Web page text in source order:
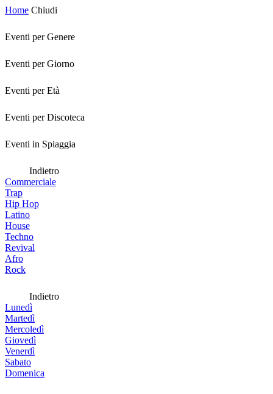
Home Chiudi
Eventi per Genere
Eventi per Giorno
Eventi per Età
Eventi per Discoteca
Eventi in Spiaggia
Indietro
Commerciale
Trap
Hip Hop
Latino
House
Techno
Revival
Afro
Rock
Indietro
Lunedì
Martedì
Mercoledì
Giovedì
Venerdì
Sabato
Domenica